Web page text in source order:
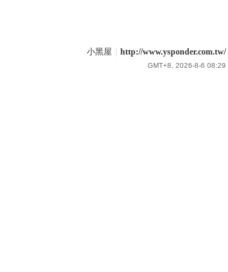
小黑屋 http://www.ysponder.com.tw/
GMT+8, 2026-8-6 08:29